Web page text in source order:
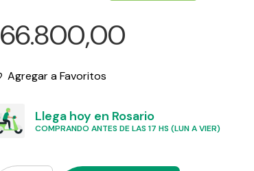
66.800,00
Agregar a Favoritos
Llega hoy en Rosario
COMPRANDO ANTES DE LAS 17 HS (LUN A VIER)